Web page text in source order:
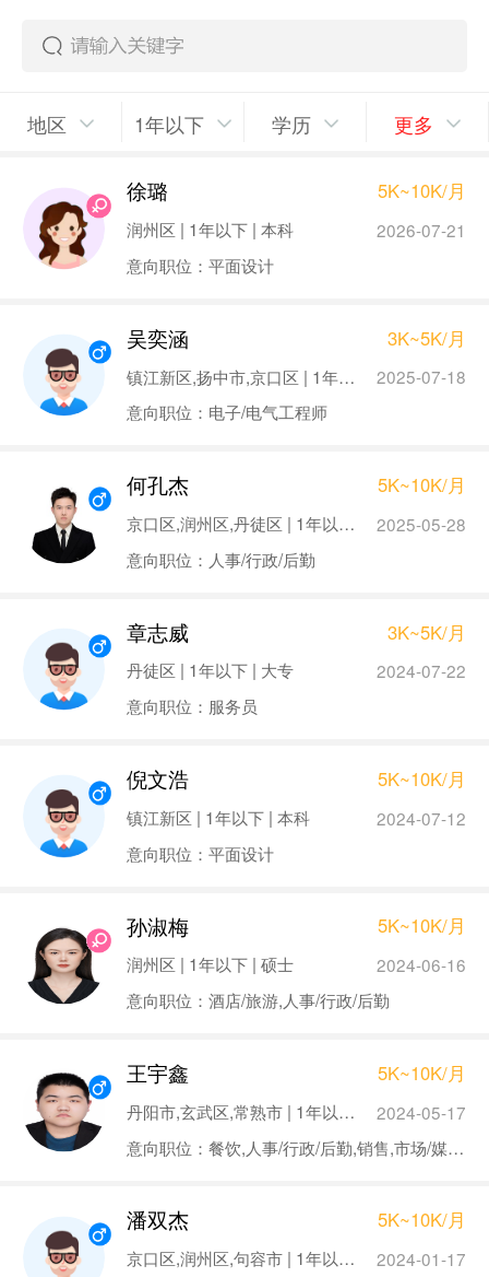
地区 1年以下 学历 更多
徐璐 5K~10K/月
润州区 | 1年以下 | 本科
2026-07-21
意向职位：平面设计
吴奕涵 3K~5K/月
镇江新区,扬中市,京口区 | 1年以下 | 本科
2025-07-18
意向职位：电子/电气工程师
何孔杰 5K~10K/月
京口区,润州区,丹徒区 | 1年以下 | 硕士
2025-05-28
意向职位：人事/行政/后勤
章志威 3K~5K/月
丹徒区 | 1年以下 | 大专
2024-07-22
意向职位：服务员
倪文浩 5K~10K/月
镇江新区 | 1年以下 | 本科
2024-07-12
意向职位：平面设计
孙淑梅 5K~10K/月
润州区 | 1年以下 | 硕士
2024-06-16
意向职位：酒店/旅游,人事/行政/后勤
王宇鑫 5K~10K/月
丹阳市,玄武区,常熟市 | 1年以下 | 本科
2024-05-17
意向职位：餐饮,人事/行政/后勤,销售,市场/媒介/公关,医院/医疗/护理
潘双杰 5K~10K/月
京口区,润州区,句容市 | 1年以下 | 本科
2024-01-17